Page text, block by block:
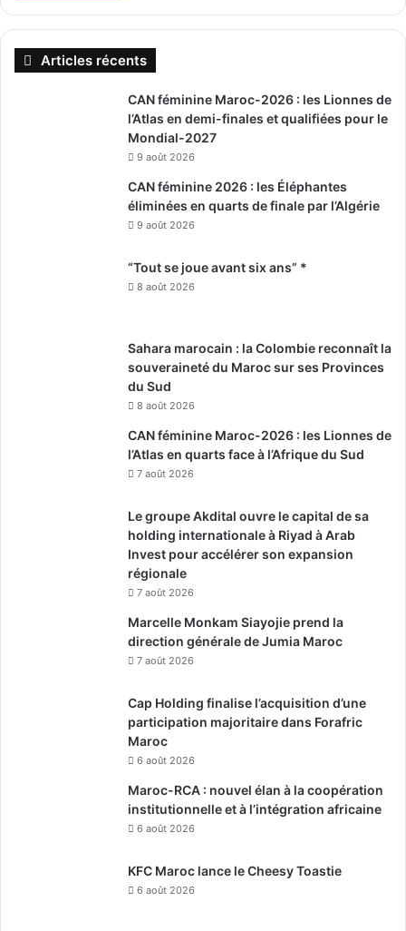
Articles récents
CAN féminine Maroc-2026 : les Lionnes de
l’Atlas en demi-finales et qualifiées pour le
Mondial-2027
9 août 2026
CAN féminine 2026 : les Éléphantes
éliminées en quarts de finale par l’Algérie
9 août 2026
“Tout se joue avant six ans” *
8 août 2026
Sahara marocain : la Colombie reconnaît la
souveraineté du Maroc sur ses Provinces
du Sud
8 août 2026
CAN féminine Maroc-2026 : les Lionnes de
l’Atlas en quarts face à l’Afrique du Sud
7 août 2026
Le groupe Akdital ouvre le capital de sa
holding internationale à Riyad à Arab
Invest pour accélérer son expansion
régionale
7 août 2026
Marcelle Monkam Siayojie prend la
direction générale de Jumia Maroc
7 août 2026
Cap Holding finalise l’acquisition d’une
participation majoritaire dans Forafric
Maroc
6 août 2026
Maroc-RCA : nouvel élan à la coopération
institutionnelle et à l’intégration africaine
6 août 2026
KFC Maroc lance le Cheesy Toastie
6 août 2026